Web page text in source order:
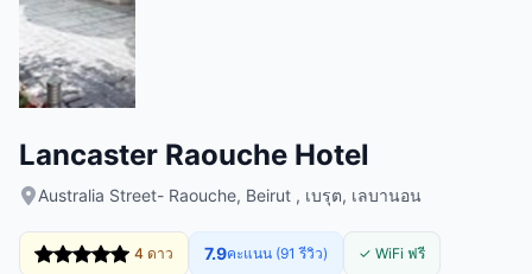
Lancaster Raouche Hotel
Australia Street- Raouche, Beirut , เบรุต, เลบานอน
4 ดาว 7.9คะแนน (91 รีวิว) ✓ WiFi ฟรี